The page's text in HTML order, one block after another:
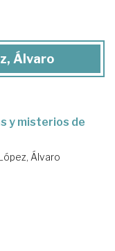
Álvaro
y misterios de
Álvaro